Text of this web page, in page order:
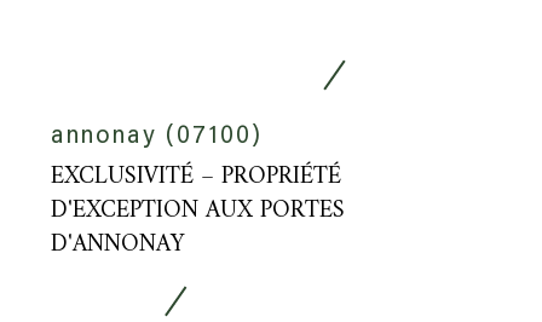
annonay (07100)
EXCLUSIVITÉ – PROPRIÉTÉ
D'EXCEPTION AUX PORTES
D'ANNONAY